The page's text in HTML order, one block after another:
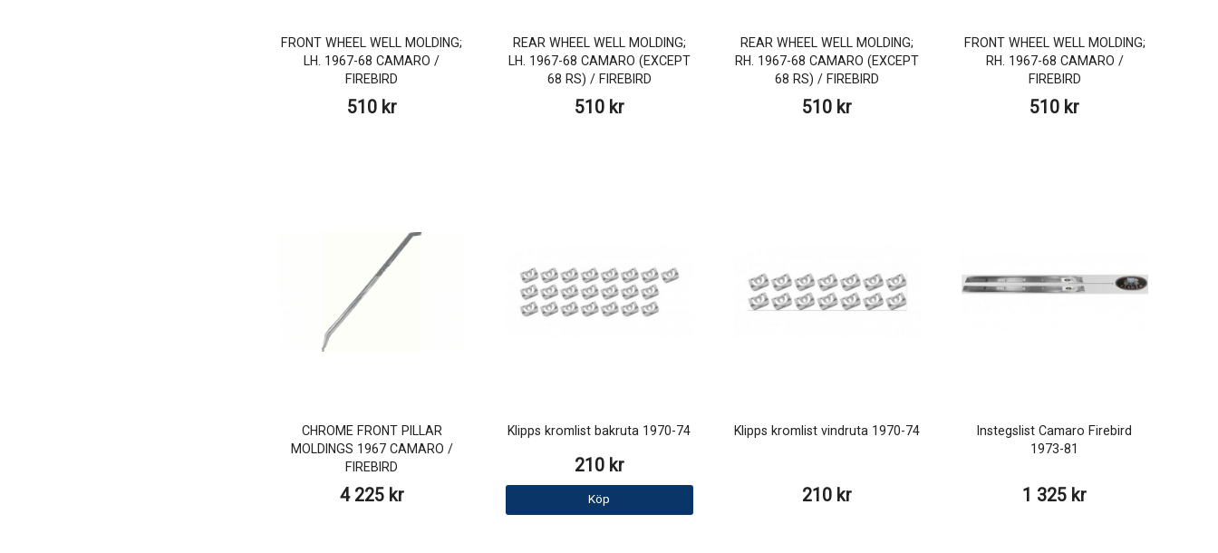
FRONT WHEEL WELL MOLDING;
LH. 1967-68 CAMARO /
FIREBIRD
510 kr
REAR WHEEL WELL MOLDING;
LH. 1967-68 CAMARO (EXCEPT
68 RS) / FIREBIRD
510 kr
REAR WHEEL WELL MOLDING;
RH. 1967-68 CAMARO (EXCEPT
68 RS) / FIREBIRD
510 kr
FRONT WHEEL WELL MOLDING;
RH. 1967-68 CAMARO /
FIREBIRD
510 kr
CHROME FRONT PILLAR
MOLDINGS 1967 CAMARO /
FIREBIRD
4 225 kr
Klipps kromlist bakruta 1970-74
210 kr
Köp
Klipps kromlist vindruta 1970-74
210 kr
Instegslist Camaro Firebird
1973-81
1 325 kr